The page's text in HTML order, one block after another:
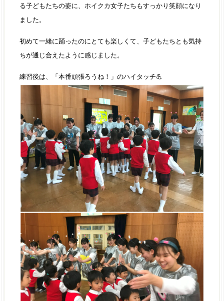
る子どもたちの姿に、ホイクカ女子たちもすっかり笑顔になり
ました。
初めて一緒に踊ったのにとても楽しくて、子どもたちとも気持
ちが通じ合えたように感じました。
練習後は、「本番頑張ろうね！」のハイタッチ💪